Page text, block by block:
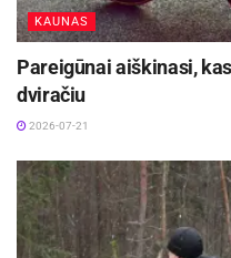
Gegužės 9 d. –
Kauno apskritis
Ilgapirščių taikiniai
Kaune, A.
grynieji pinigai.
KAUNAS
Pareigūnai aiškinasi,
dviračiu
2026-07-21